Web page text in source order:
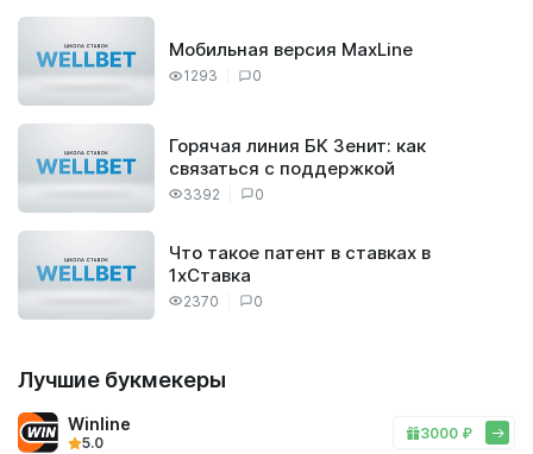
1293 0
Мобильная версия MaxLine
3392 0
Горячая линия БК Зенит: как
связаться с поддержкой
2370 0
Что такое патент в ставках в
1хСтавка
Лучшие букмекеры
Winline
5.0
3000 ₽